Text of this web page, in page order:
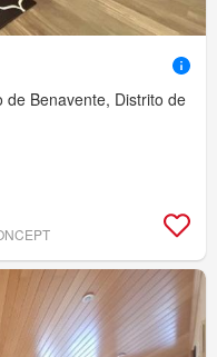
Benavente, Distrito de